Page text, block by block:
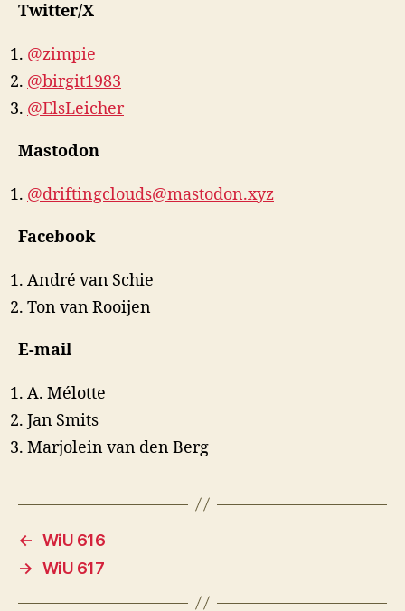
Twitter/X
@zimpie
@birgit1983
@ElsLeicher
Mastodon
@driftingclouds@mastodon.xyz
Facebook
André van Schie
Ton van Rooijen
E-mail
A. Mélotte
Jan Smits
Marjolein van den Berg
← WiU 616
→ WiU 617